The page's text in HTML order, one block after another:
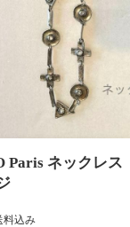
Paris ネックレ
料込み